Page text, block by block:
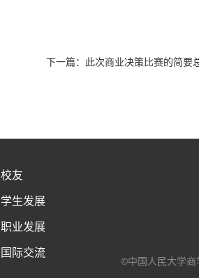
下一篇：此次商业决策比赛的简要
校友
学生发展
职业发展
国际交流
©中国人民大学商